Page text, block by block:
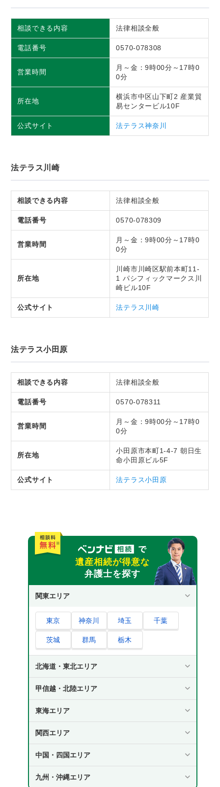
相談できる内容 法律相談全般
電話番号 0570-078308
営業時間
月～金：9時00分～17時0
0分
所在地
横浜市中区山下町2 産業貿
易センタービル10F
公式サイト 法テラス神奈川
法テラス川崎
相談できる内容 法律相談全般
電話番号 0570-078309
営業時間
月～金：9時00分～17時0
0分
所在地
川崎市川崎区駅前本町11-
1 パシフィックマークス川
崎ビル10F
公式サイト 法テラス川崎
法テラス小田原
相談できる内容 法律相談全般
電話番号 0570-078311
営業時間
月～金：9時00分～17時0
0分
所在地
小田原市本町1-4-7 朝日生
命小田原ビル5F
公式サイト 法テラス小田原
遺産相続が得意な
弁護士を探す
関東エリア
東京 神奈川 埼玉 千葉
茨城 群馬 栃木
北海道・東北エリア
甲信越・北陸エリア
東海エリア
関西エリア
中国・四国エリア
九州・沖縄エリア